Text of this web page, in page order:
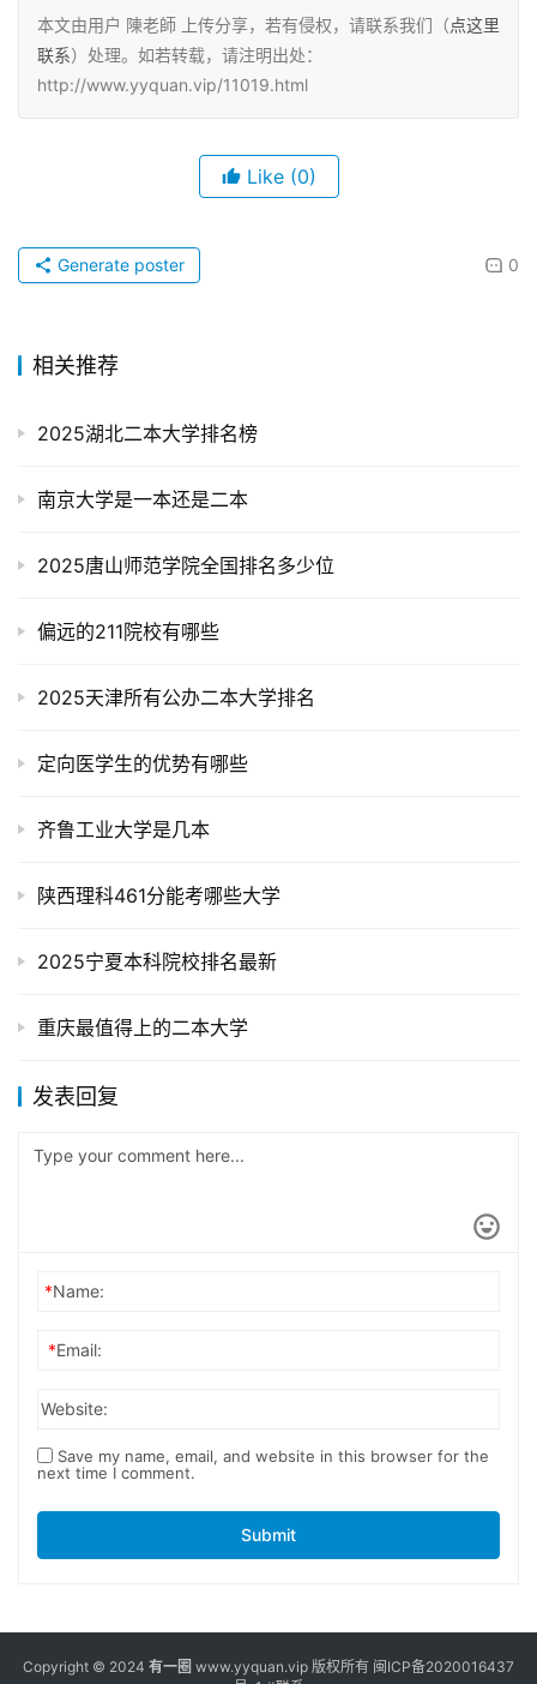
本文由用户 陳老師 上传分享，若有侵权，请联系我们（点这里
联系）处理。如若转载，请注明出处：
http://www.yyquan.vip/11019.html
Like (0)
0
Generate poster
相关推荐
2025湖北二本大学排名榜
南京大学是一本还是二本
2025唐山师范学院全国排名多少位
偏远的211院校有哪些
2025天津所有公办二本大学排名
定向医学生的优势有哪些
齐鲁工业大学是几本
陕西理科461分能考哪些大学
2025宁夏本科院校排名最新
重庆最值得上的二本大学
发表回复
*Name:
*Email:
Website:
Save my name, email, and website in this browser for the
next time I comment.
Submit
Copyright © 2024 有一圈 www.yyquan.vip 版权所有 闽ICP备2020016437